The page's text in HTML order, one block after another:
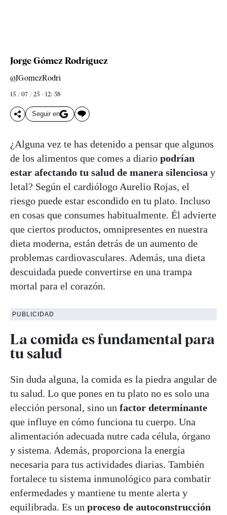
Jorge Gómez Rodríguez
@JGomezRodri
15 / 07 / 25 - 12: 58
Seguir en
¿Alguna vez te has detenido a pensar que algunos
de los alimentos que comes a diario podrían
estar afectando tu salud de manera silenciosa y
letal? Según el cardiólogo Aurelio Rojas, el
riesgo puede estar escondido en tu plato. Incluso
en cosas que consumes habitualmente. Él advierte
que ciertos productos, omnipresentes en nuestra
dieta moderna, están detrás de un aumento de
problemas cardiovasculares. Además, una dieta
descuidada puede convertirse en una trampa
mortal para el corazón.
PUBLICIDAD
La comida es fundamental para
tu salud
Sin duda alguna, la comida es la piedra angular de
tu salud. Lo que pones en tu plato no es solo una
elección personal, sino un factor determinante
que influye en cómo funciona tu cuerpo. Una
alimentación adecuada nutre cada célula, órgano
y sistema. Además, proporciona la energía
necesaria para tus actividades diarias. También
fortalece tu sistema inmunológico para combatir
enfermedades y mantiene tu mente alerta y
equilibrada. Es un proceso de autoconstrucción